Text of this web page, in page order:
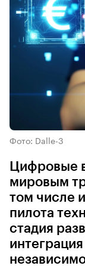
Фото: Dalle-3
Цифровые
мировым
том числе
пилота
стадия